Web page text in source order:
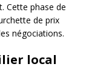
Cette phase de
de prix
négociations.
local